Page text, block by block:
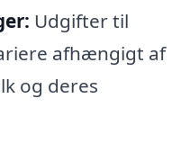
Udgifter til
afhængigt af
og deres